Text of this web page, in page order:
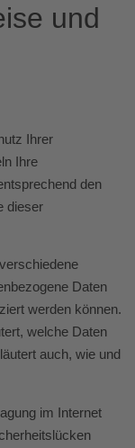
und
Ihrer
Ihre
den
dieser
Daten
werden können.
welche Daten
auch, wie und
im Internet